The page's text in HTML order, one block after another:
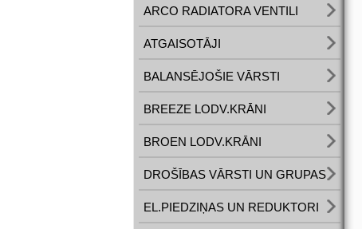
ARCO RADIATORA VENTILI
ATGAISOTĀJI
BALANSĒJOŠIE VĀRSTI
BREEZE LODV.KRĀNI
BROEN LODV.KRĀNI
DROŠĪBAS VĀRSTI UN GRUPAS
EL.PIEDZIŅAS UN REDUKTORI